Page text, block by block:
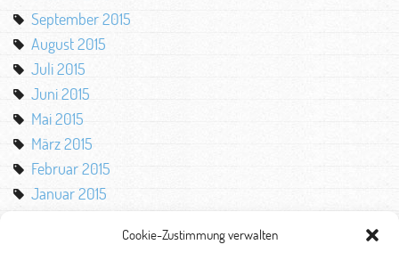
Cookie-Zustimmung verwalten
September 2015
August 2015
Juli 2015
Juni 2015
Mai 2015
März 2015
Februar 2015
Januar 2015